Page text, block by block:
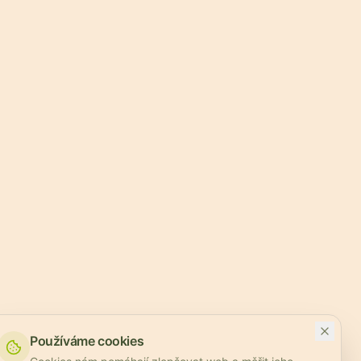
Používáme cookies